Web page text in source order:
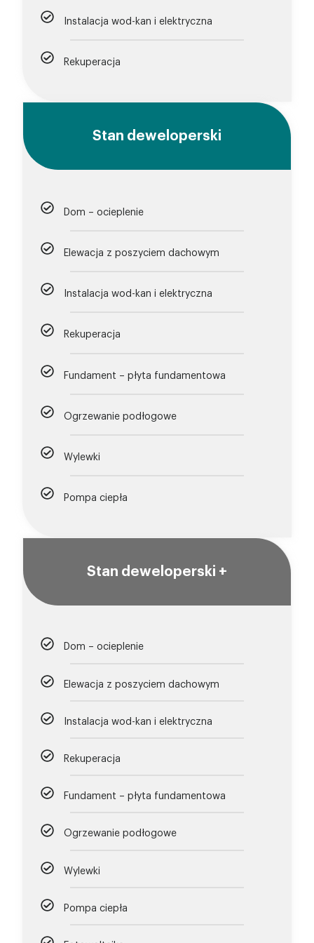
Instalacja wod-kan i elektryczna
Rekuperacja
Stan deweloperski
Dom – ocieplenie
Elewacja z poszyciem dachowym
Instalacja wod-kan i elektryczna
Rekuperacja
Fundament – płyta fundamentowa
Ogrzewanie podłogowe
Wylewki
Pompa ciepła
Stan deweloperski +
Dom – ocieplenie
Elewacja z poszyciem dachowym
Instalacja wod-kan i elektryczna
Rekuperacja
Fundament – płyta fundamentowa
Ogrzewanie podłogowe
Wylewki
Pompa ciepła